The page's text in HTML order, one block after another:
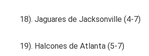
18). Jaguares de Jacksonville (4-7)
19). Halcones de Atlanta (5-7)